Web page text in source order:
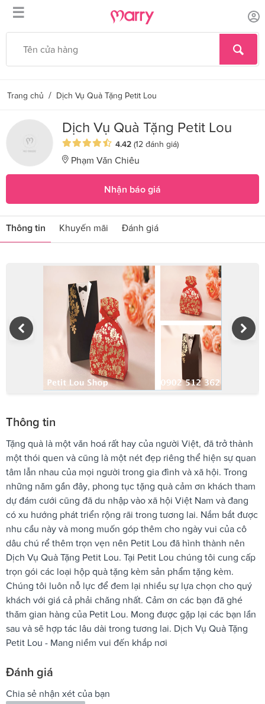
☰
Trang chủ / Dịch Vụ Quà Tặng Petit Lou
Dịch Vụ Quà Tặng Petit Lou
4.42 (12 đánh giá)
Phạm Văn Chiêu
Nhận báo giá
Thông tin Khuyến mãi Đánh giá
Thông tin
Tặng quà là một văn hoá rất hay của người Việt, đã trở thành
một thói quen và cũng là một nét đẹp riêng thể hiện sự quan
tâm lẫn nhau của mọi người trong gia đình và xã hội. Trong
những năm gần đây, phong tục tặng quà cảm ơn khách tham
dự đám cưới cũng đã du nhập vào xã hội Việt Nam và đang
có xu hướng phát triển rộng rãi trong tương lai. Nắm bắt được
nhu cầu này và mong muốn góp thêm cho ngày vui của cô
dâu chú rể thêm trọn vẹn nên Petit Lou đã hình thành nên
Dịch Vụ Quà Tặng Petit Lou. Tại Petit Lou chúng tôi cung cấp
trọn gói các loại hộp quà tặng kèm sản phẩm tặng kèm.
Chúng tôi luôn nỗ lực để đem lại nhiều sự lựa chọn cho quý
khách với giá cả phải chăng nhất. Cảm ơn các bạn đã ghé
thăm gian hàng của Petit Lou. Mong được gặp lại các bạn lần
sau và sẽ hợp tác lâu dài trong tương lai. Dịch Vụ Quà Tặng
Petit Lou - Mang niềm vui đến khắp nơi
Đánh giá
Chia sẻ nhận xét của bạn